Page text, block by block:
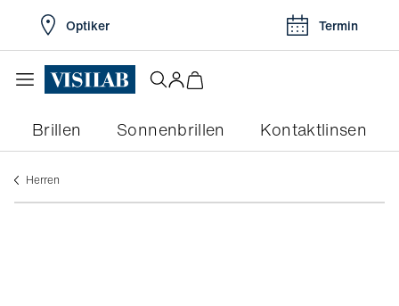
Optiker Termin
Brillen Sonnenbrillen Kontaktlinsen
herren